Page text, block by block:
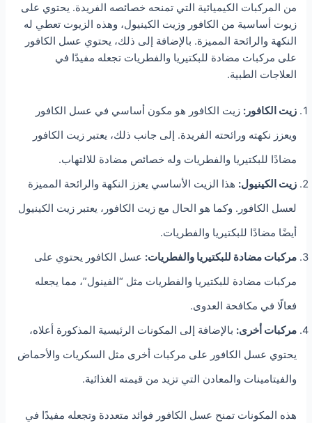
من المركبات الكيميائية التي تمنحه خصائصه الفريدة. يحتوي على
زيوت أساسية من الكافور وزيت الكينيول، وهذه الزيوت تعطي له
النكهة والرائحة المميزة. بالإضافة إلى ذلك، يحتوي عسل الكافور
على مركبات مضادة للبكتيريا والفطريات تجعله مفيدًا في
العلاجات الطبية.
زيت الكافور: زيت الكافور هو مكون أساسي في عسل الكافور
ويعزز نكهته ورائحته الفريدة. إلى جانب ذلك، يعتبر زيت الكافور
مضادًا للبكتيريا والفطريات وله خصائص مضادة للالتهاب.
زيت الكينيول: هذا الزيت الأساسي يعزز النكهة والرائحة المميزة
لعسل الكافور. وكما هو الحال مع زيت الكافور، يعتبر زيت الكينيول
أيضًا مضادًا للبكتيريا والفطريات.
مركبات مضادة للبكتيريا والفطريات: عسل الكافور يحتوي على
مركبات مضادة للبكتيريا والفطريات مثل “الفينول”، مما يجعله
فعالًا في مكافحة العدوى.
مركبات أخرى: بالإضافة إلى المكونات الرئيسية المذكورة أعلاه،
يحتوي عسل الكافور على مركبات أخرى مثل السكريات والأحماض
والفيتامينات والمعادن التي تزيد من قيمته الغذائية.
هذه المكونات تمنح عسل الكافور فوائد متعددة وتجعله مفيدًا في